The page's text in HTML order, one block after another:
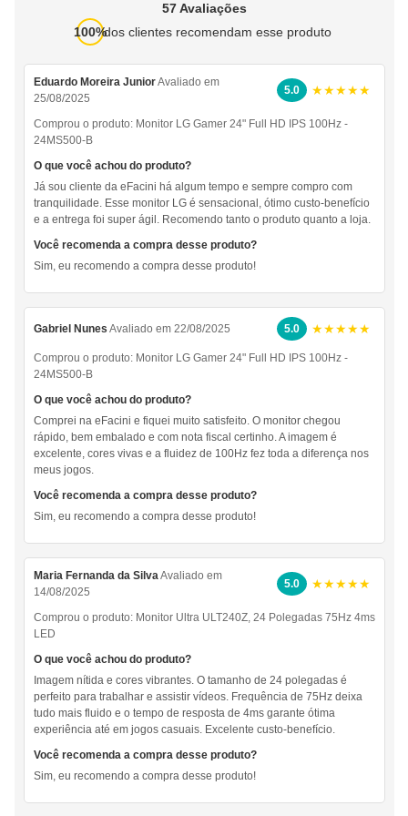
57 Avaliações
100%dos clientes recomendam esse produto
Eduardo Moreira JuniorAvaliado em
25/08/2025
5.0 ★★★★★
Comprou o produto: Monitor LG Gamer 24" Full HD IPS 100Hz -
24MS500-B
O que você achou do produto?
Já sou cliente da eFacini há algum tempo e sempre compro com
tranquilidade. Esse monitor LG é sensacional, ótimo custo-benefício
e a entrega foi super ágil. Recomendo tanto o produto quanto a loja.
Você recomenda a compra desse produto?
Sim, eu recomendo a compra desse produto!
Gabriel Nunes Avaliado em 22/08/2025 5.0 ★★★★★
Comprou o produto: Monitor LG Gamer 24" Full HD IPS 100Hz -
24MS500-B
O que você achou do produto?
Comprei na eFacini e fiquei muito satisfeito. O monitor chegou
rápido, bem embalado e com nota fiscal certinho. A imagem é
excelente, cores vivas e a fluidez de 100Hz fez toda a diferença nos
meus jogos.
Você recomenda a compra desse produto?
Sim, eu recomendo a compra desse produto!
Maria Fernanda da SilvaAvaliado em
14/08/2025
5.0 ★★★★★
Comprou o produto: Monitor Ultra ULT240Z, 24 Polegadas 75Hz 4ms
LED
O que você achou do produto?
Imagem nítida e cores vibrantes. O tamanho de 24 polegadas é
perfeito para trabalhar e assistir vídeos. Frequência de 75Hz deixa
tudo mais fluido e o tempo de resposta de 4ms garante ótima
experiência até em jogos casuais. Excelente custo-benefício.
Você recomenda a compra desse produto?
Sim, eu recomendo a compra desse produto!